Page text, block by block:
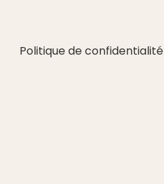
Politique de confidentialité